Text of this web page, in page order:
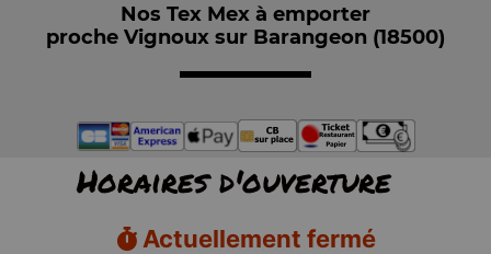
Nos Tex Mex à emporter
proche Vignoux sur Barangeon (18500)
Horaires d'ouverture
Actuellement fermé